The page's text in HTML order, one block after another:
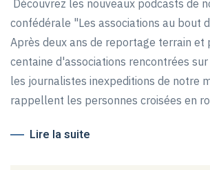
Découvrez les nouveaux podcasts de
confédérale "Les associations au bout
Après deux ans de reportage terrain et
centaine d'associations rencontrées
les journalistes inexpeditions de notre
rappellent les personnes croisées en
Lire la suite